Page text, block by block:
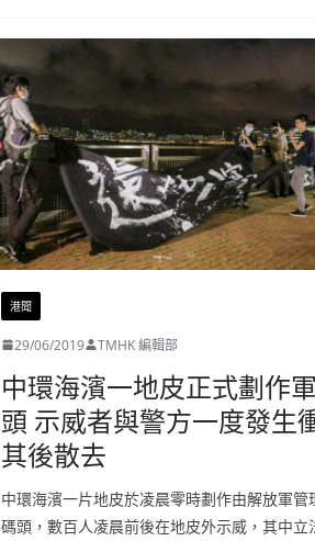
港聞
29/06/2019 TMHK 編輯部
中環海濱一地皮正式劃作
頭 示威者與警方一度發生
其後散去
中環海濱一片地皮於凌晨零時劃作由解放軍管
碼頭，數百人凌晨前後在地皮外示威，其中立